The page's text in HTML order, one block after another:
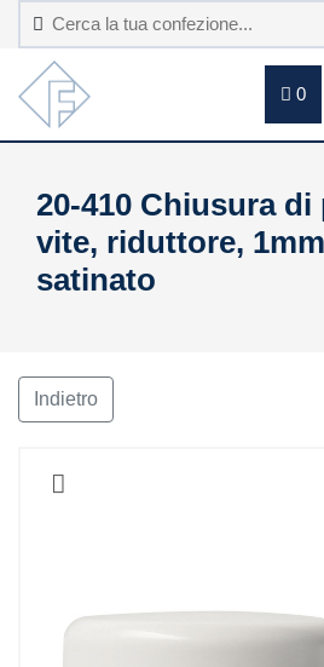
0
20-410 Chiusura di
vite, riduttore,
satinato
Indietro